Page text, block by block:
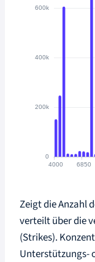
Zeigt die Anzahl
verteilt über die
(Strikes).
Unterstützungs-